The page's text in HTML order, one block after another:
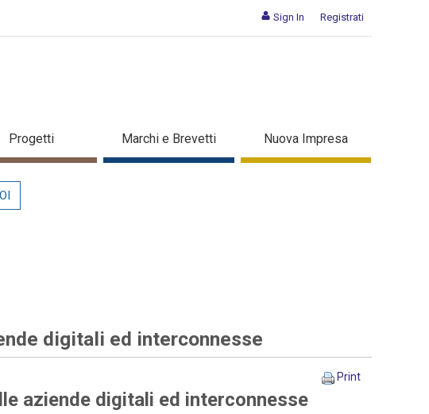
Sign In Registrati
nelle aziende digitali ed
Progetti Marchi e Brevetti Nuova Impresa
digitali ed interconnesse
Print
aziende digitali ed interconnesse